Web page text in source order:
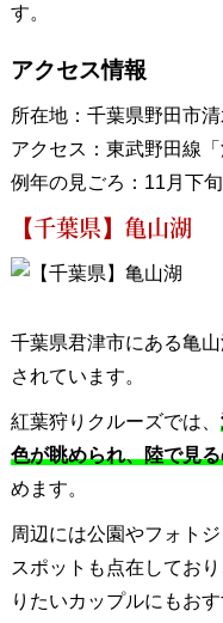
す。
アクセス情報
所在地：千葉県野田市
アクセス：東武野田線
例年の見ごろ：11月下
【千葉県】亀山湖
千葉県君津市にある亀
されています。
紅葉狩りクルーズでは、
色が眺められ、陸で見
めます。
周辺には公園やフォト
スポットも点在してお
りたいカップルにもおす